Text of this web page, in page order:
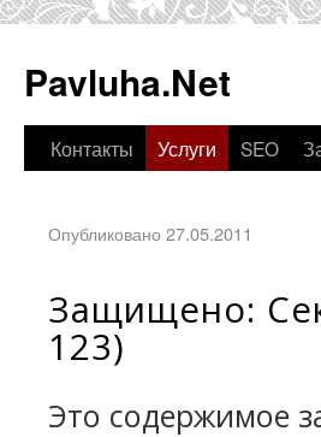
Pavluha.Net
Контакты Услуги SEO
Опубликовано 27.05.2011
Защищено:
123)
Это содержимое